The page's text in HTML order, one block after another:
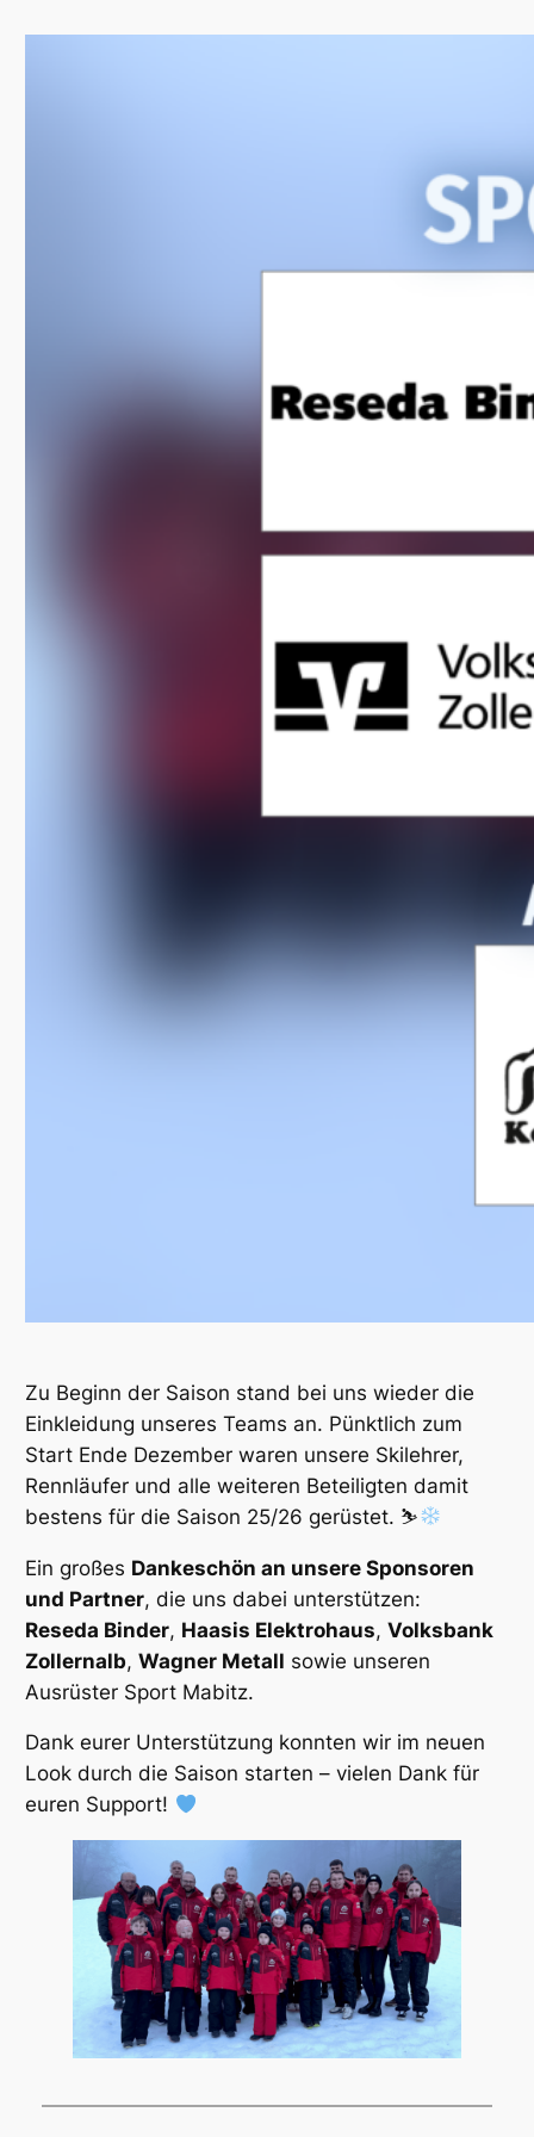
Zu Beginn der Saison stand bei uns wieder die
Einkleidung unseres Teams an. Pünktlich zum
Start Ende Dezember waren unsere Skilehrer,
Rennläufer und alle weiteren Beteiligten damit
bestens für die Saison 25/26 gerüstet. ⛷
Ein großes Dankeschön an unsere Sponsoren
und Partner, die uns dabei unterstützen:
Reseda Binder, Haasis Elektrohaus,Volksbank
Zollernalb,Wagner Metall sowie unseren
Ausrüster Sport Mabitz.
Dank eurer Unterstützung konnten wir im neuen
Look durch die Saison starten – vielen Dank für
euren Support!